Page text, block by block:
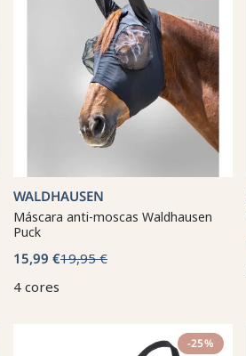
WALDHAUSEN
Máscara anti-moscas Waldhausen
Puck
15,99 €19,95 €
4 cores
-25%